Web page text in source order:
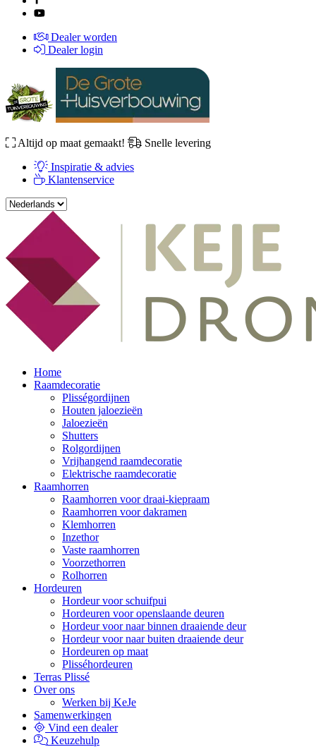
Dealer worden
Dealer login
Altijd op maat gemaakt!
Snelle levering
Inspiratie & advies
Klantenservice
Home
Raamdecoratie
Plisségordijnen
Houten jaloezieën
Jaloezieën
Shutters
Rolgordijnen
Vrijhangend raamdecoratie
Elektrische raamdecoratie
Raamhorren
Raamhorren voor draai-kiepraam
Raamhorren voor dakramen
Klemhorren
Inzethor
Vaste raamhorren
Voorzethorren
Rolhorren
Hordeuren
Hordeur voor schuifpui
Hordeuren voor openslaande deuren
Hordeur voor naar binnen draaiende deur
Hordeur voor naar buiten draaiende deur
Hordeuren op maat
Plisséhordeuren
Terras Plissé
Over ons
Werken bij KeJe
Samenwerkingen
Vind een dealer
Keuzehulp